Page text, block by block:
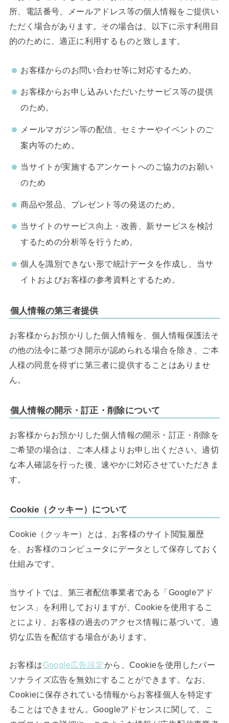
所、電話番号、メールアドレス等の個人情報をご提供い
ただく場合があります。その場合は、以下に示す利用目
的のために、適正に利用するものと致します。
お客様からのお問い合わせ等に対応するため。
お客様からお申し込みいただいたサービス等の提供
のため。
メールマガジン等の配信、セミナーやイベントのご
案内等のため。
当サイトが実施するアンケートへのご協力のお願い
のため
商品や景品、プレゼント等の発送のため。
当サイトのサービス向上・改善、新サービスを検討
するための分析等を行うため。
個人を識別できない形で統計データを作成し、当サ
イトおよびお客様の参考資料とするため。
個人情報の第三者提供
お客様からお預かりした個人情報を、個人情報保護法そ
の他の法令に基づき開示が認められる場合を除き、ご本
人様の同意を得ずに第三者に提供することはありませ
ん。
個人情報の開示・訂正・削除について
お客様からお預かりした個人情報の開示・訂正・削除を
ご希望の場合は、ご本人様よりお申し出ください。適切
な本人確認を行った後、速やかに対応させていただきま
す。
Cookie（クッキー）について
Cookie（クッキー）とは、お客様のサイト閲覧履歴
を、お客様のコンピュータにデータとして保存しておく
仕組みです。
当サイトでは、第三者配信事業者である「Googleアド
センス」を利用しておりますが、Cookieを使用するこ
とにより、お客様の過去のアクセス情報に基づいて、適
切な広告を配信する場合があります。
お客様はGoogle広告設定から、Cookieを使用したパー
ソナライズ広告を無効にすることができます。なお、
Cookieに保存されている情報からお客様個人を特定す
ることはできません。Googleアドセンスに関して、こ